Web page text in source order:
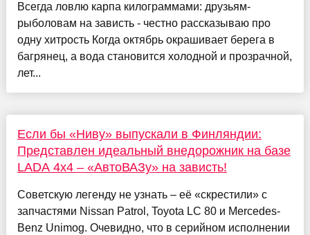
Всегда ловлю карпа килограммами: друзьям-
рыболовам на зависть - честно рассказываю про
одну хитрость Когда октябрь окрашивает берега в
багрянец, а вода становится холодной и прозрачной,
лет...
Если бы «Ниву» выпускали в Финляндии:
Представлен идеальный внедорожник на базе
LADA 4x4 – «АвтоВАЗу» на зависть!
Советскую легенду не узнать – её «скрестили» с
запчастями Nissan Patrol, Toyota LC 80 и Mercedes-
Benz Unimog. Очевидно, что в серийном исполнении